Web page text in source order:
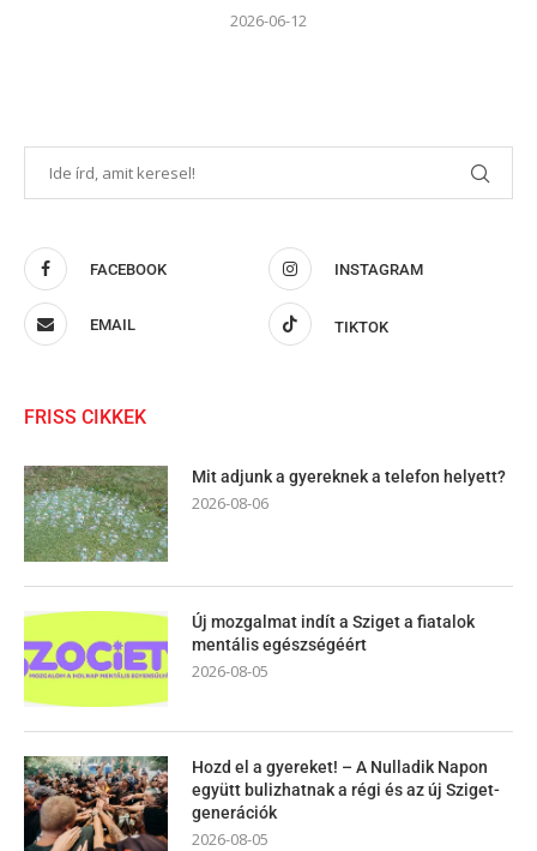
2026-06-12
FACEBOOK INSTAGRAM
EMAIL TIKTOK
FRISS CIKKEK
Mit adjunk a gyereknek a telefon helyett?
2026-08-06
Új mozgalmat indít a Sziget a fiatalok
mentális egészségéért
2026-08-05
Hozd el a gyereket! – A Nulladik Napon
együtt bulizhatnak a régi és az új Sziget-
generációk
2026-08-05